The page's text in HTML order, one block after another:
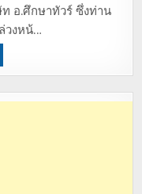
อ.ศึกษาทัวร์ ซึ่งท่าน
วงหน้…